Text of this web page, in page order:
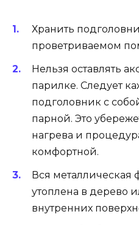
Хранить
проветриваемом
Нельзя оставлять
парилке. Следует
подголовник с
парной. Это
нагрева и
комфортной.
Вся металлическая
утоплена в дерево
внутренних